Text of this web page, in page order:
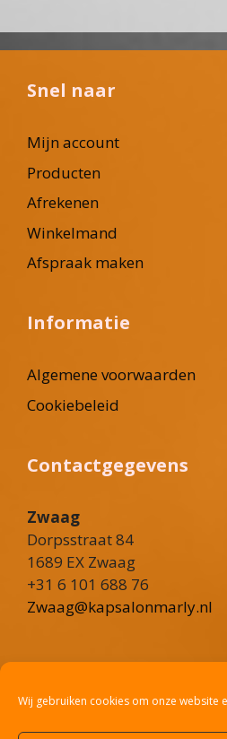
Wij gebruiken cookies om onze website
Snel naar
Mijn account
Producten
Afrekenen
Winkelmand
Afspraak maken
Informatie
Algemene voorwaarden
Cookiebeleid
Contactgegevens
Zwaag
Dorpsstraat 84
1689 EX Zwaag
+31 6 101 688 76
Zwaag@kapsalonmarly.nl
Rustenburgerweg 101